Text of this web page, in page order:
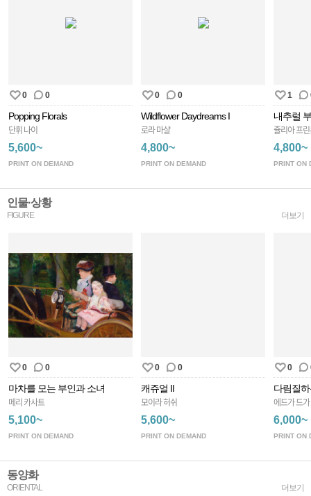
0 0
Popping Florals
단휘 나이
5,600~
PRINT ON DEMAND
0 0
Wildflower Daydreams I
로라 마샬
4,800~
PRINT ON DEMAND
1
내추럴
쥴리아 프
4,800~
PRINT ON
인물·상황
FIGURE 더보기
0 0
마차를 모는 부인과 소녀
메리 카사트
5,100~
PRINT ON DEMAND
0 0
캐쥬얼 II
모이라 허쉬
5,600~
PRINT ON DEMAND
0
다림질
에드가 드가
6,000~
PRINT ON
동양화
ORIENTAL 더보기